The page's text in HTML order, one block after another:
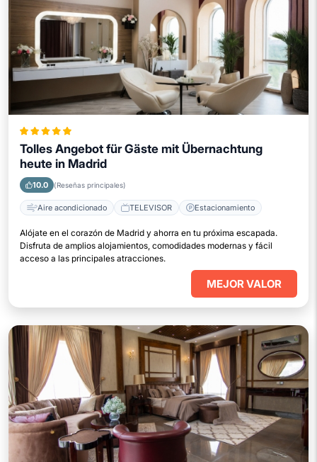
Tolles Angebot für Gäste mit Übernachtung
heute in Madrid
10.0 (Reseñas principales)
Aire acondicionado TELEVISOR Estacionamiento
Alójate en el corazón de Madrid y ahorra en tu próxima escapada.
Disfruta de amplios alojamientos, comodidades modernas y fácil
acceso a las principales atracciones.
MEJOR VALOR